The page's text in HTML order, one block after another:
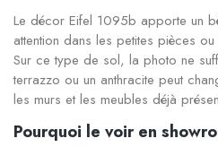
Le décor Eifel 1095b apporte un
attention dans les petites pièces
Sur ce type de sol, la photo ne
terrazzo ou un anthracite peut
les murs et les meubles déjà
Pourquoi le voir en